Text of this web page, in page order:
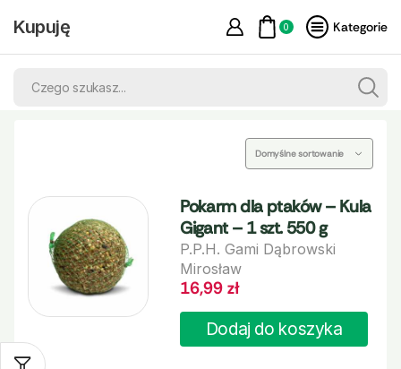
Kupuję 0 Kategorie
Pokarm dla ptaków – Kula
Gigant – 1 szt. 550 g
P.P.H. Gami Dąbrowski
Mirosław
16,99zł
Dodaj do koszyka